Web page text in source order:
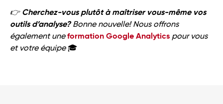
👉Cherchez-vous plutôt à maîtriser vous-même vos
outils d’analyse?Bonne nouvelle! Nous offrons
également uneformation Google Analytics pour vous
et votre équipe🎓